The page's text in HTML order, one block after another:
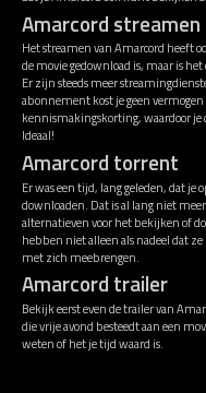
Amarcord streamen
Het streamen van Amarcord heeft
de movie gedownload is, maar is
Er zijn steeds meer
abonnement kost je geen
kennismakingskorting, waardoor je
Ideaal!
Amarcord torrent
Er was een tijd, lang geleden, dat
downloaden. Dat is al lang niet
alternatieven voor het bekijken of
hebben niet alleen als nadeel dat
met zich meebrengen.
Amarcord trailer
Bekijk eerst even de trailer van
die vrije avond besteedt aan een
weten of het je tijd waard is.